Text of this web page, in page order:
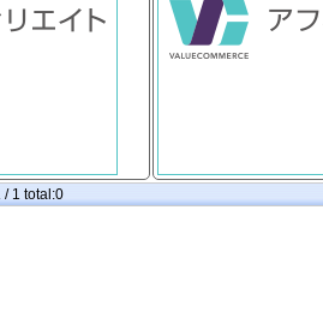
/ 1 total:0